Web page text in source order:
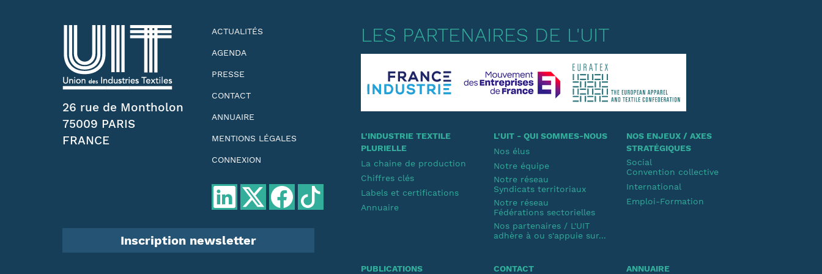
26 rue de Montholon
75009 PARIS
FRANCE
ACTUALITÉS
AGENDA
PRESSE
CONTACT
ANNUAIRE
MENTIONS LÉGALES
CONNEXION
Inscription newsletter
LES PARTENAIRES DE L'UIT
L'INDUSTRIE TEXTILE
PLURIELLE
La chaine de production
Chiffres clés
Labels et certifications
Annuaire
L'UIT - QUI SOMMES-NOUS
Nos élus
Notre équipe
Notre réseau
Syndicats territoriaux
Notre réseau
Fédérations sectorielles
Nos partenaires / L'UIT
adhère à ou s'appuie sur...
NOS ENJEUX / AXES
STRATÉGIQUES
Social
Convention collective
International
Emploi-Formation
PUBLICATIONS CONTACT ANNUAIRE